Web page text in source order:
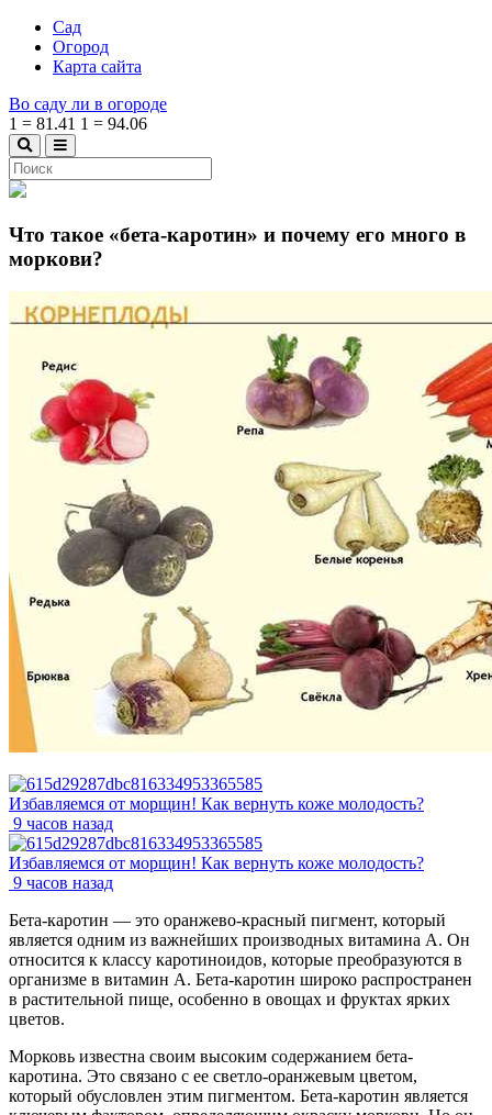
Сад
Огород
Карта сайта
Во саду ли в огороде
1 = 81.41 1 = 94.06
Что такое «бета-каротин» и почему его много в
моркови?
Избавляемся от морщин! Как вернуть коже молодость?
9 часов назад
Избавляемся от морщин! Как вернуть коже молодость?
9 часов назад
Бета-каротин — это оранжево-красный пигмент, который
является одним из важнейших производных витамина А. Он
относится к классу каротиноидов, которые преобразуются в
организме в витамин А. Бета-каротин широко распространен
в растительной пище, особенно в овощах и фруктах ярких
цветов.
Морковь известна своим высоким содержанием бета-
каротина. Это связано с ее светло-оранжевым цветом,
который обусловлен этим пигментом. Бета-каротин является